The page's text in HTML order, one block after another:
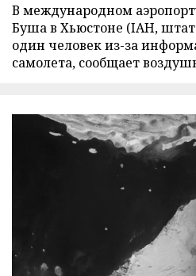
В международном
Буша в Хьюстоне (IAH,
один человек из-за
самолета, сообщает